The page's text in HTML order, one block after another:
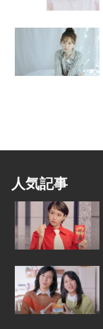
人気記事